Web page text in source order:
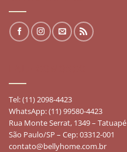
Tel: (11) 2098-4423
WhatsApp: (11) 99580-4423
Rua Monte Serrat, 1349 – Tatuapé
São Paulo/SP – Cep: 03312-001
contato@bellyhome.com.br